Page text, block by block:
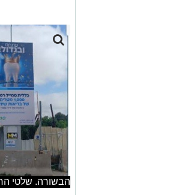
הבשורה. שלטי